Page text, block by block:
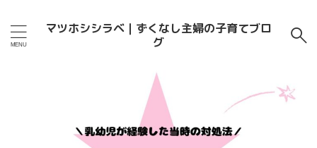
マツホシシラベ｜ずくなし主婦の子育てブロ
グ